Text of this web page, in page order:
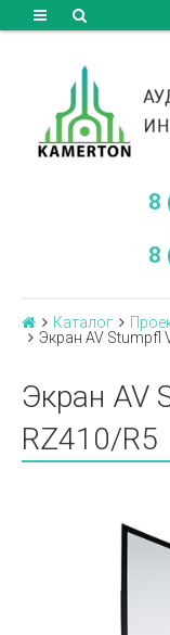
8
8
Каталог
Экран AV Stumpfl
Экран AV
RZ410/R5